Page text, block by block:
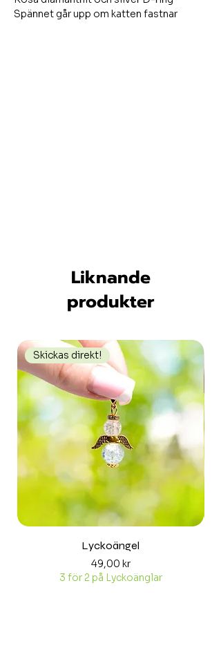
Spännet går upp om katten fastnar
Liknande
produkter
Skickas direkt!
Lyckoängel
Pris
49,00 kr
3 för 2 på Lyckoänglar